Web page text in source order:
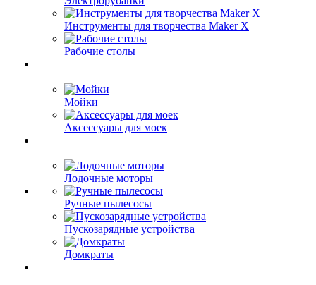
Инструменты для творчества Maker X
Рабочие столы
Мойки
Аксессуары для моек
Лодочные моторы
Ручные пылесосы
Пускозарядные устройства
Домкраты